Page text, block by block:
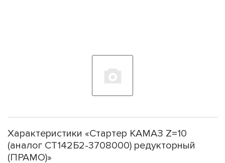
Характеристики «Стартер КАМАЗ Z=10
(аналог СТ142Б2-3708000) редукторный
(ПРАМО)»